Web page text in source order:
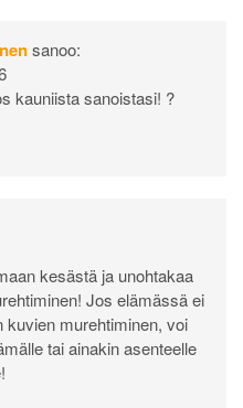
sanoo:
kauniista sanoistasi! ?
kesästä ja unohtakaa
Jos elämässä ei
kuvien murehtiminen, voi
tai ainakin asenteelle